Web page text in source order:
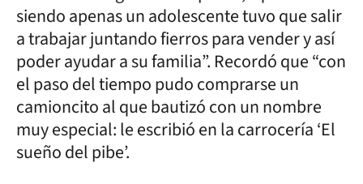
siendo apenas un adolescente tuvo que salir
a trabajar juntando fierros para vender y así
poder ayudar a su familia”. Recordó que “con
el paso del tiempo pudo comprarse un
camioncito al que bautizó con un nombre
muy especial: le escribió en la carrocería ‘El
sueño del pibe’.